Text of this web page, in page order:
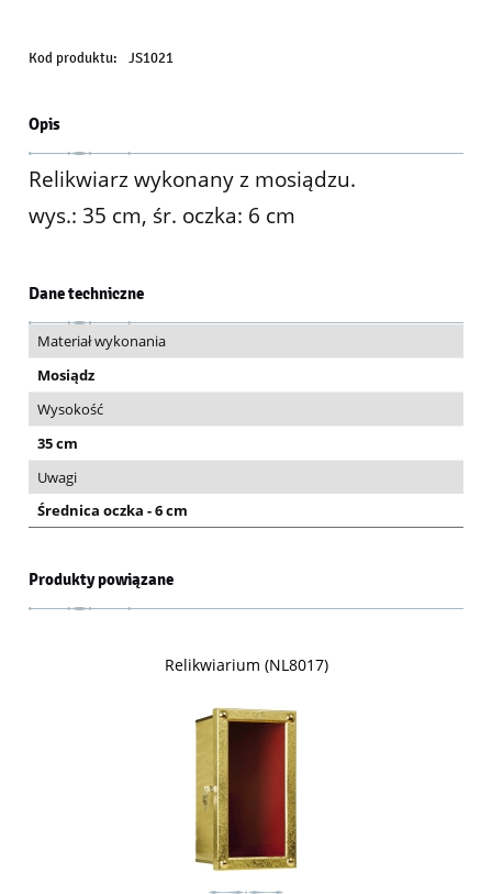
Kod produktu: JS1021
Opis
Relikwiarz wykonany z mosiądzu.
wys.: 35 cm, śr. oczka: 6 cm
Dane techniczne
Materiał wykonania
Mosiądz
Wysokość
35 cm
Uwagi
Średnica oczka - 6 cm
Produkty powiązane
Relikwiarium (NL8017)